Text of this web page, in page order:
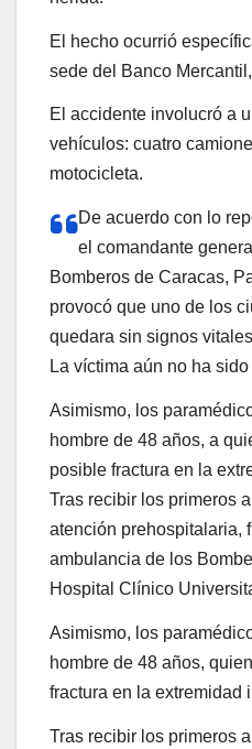
El hecho ocurrió
sede del Banco
El accidente involucró a
vehículos: cuatro
motocicleta.
De acuerdo con lo
el comandante
Bomberos de Caracas,
provocó que uno de los
quedara sin signos
La víctima aún no ha
Asimismo, los
hombre de 48 años, a
posible fractura en la
Tras recibir los primeros
atención prehospitalaria,
ambulancia de los
Hospital Clínico
Asimismo, los
hombre de 48 años,
fractura en la extremidad
Tras recibir los primeros